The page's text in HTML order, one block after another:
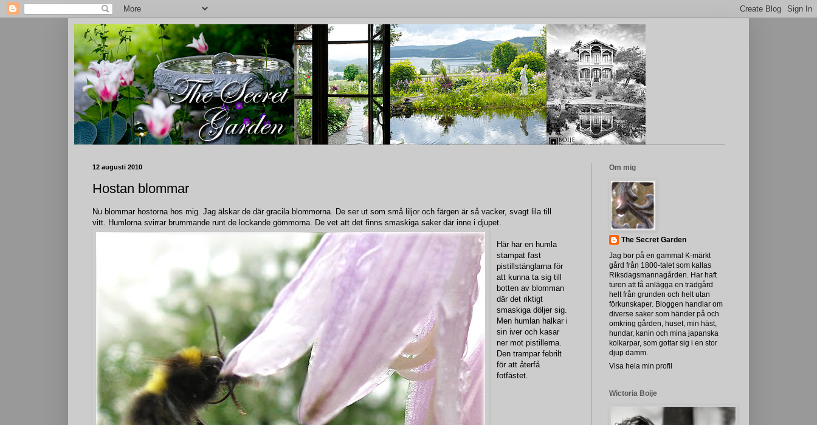
12 augusti 2010
Hostan blommar
Nu blommar hostorna hos mig. Jag älskar de där gracila blommorna. De ser ut som små liljor och färgen är så vacker, svagt lila till
vitt. Humlorna svirrar brummande runt de lockande gömmorna. De vet att det finns smaskiga saker där inne i djupet.
Här har en humla
stampat fast
pistillstänglarna för
att kunna ta sig till
botten av blomman
där det riktigt
smaskiga döljer sig.
Men humlan halkar i
sin iver och kasar
ner mot pistillerna.
Den trampar febrilt
för att återfå
fotfästet.
Om mig
The Secret Garden
Jag bor på en gammal K-märkt
gård från 1800-talet som kallas
Riksdagsmannagården. Har haft
turen att få anlägga en trädgård
helt från grunden och helt utan
förkunskaper. Bloggen handlar om
diverse saker som händer på och
omkring gården, huset, min häst,
hundar, kanin och mina japanska
koikarpar, som gottar sig i en stor
djup damm.
Visa hela min profil
Wictoria Boije